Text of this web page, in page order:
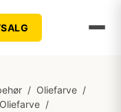
/ Oliefarve /
/